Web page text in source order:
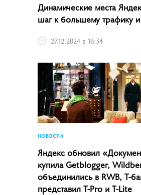
Динамические места
шаг к большему трафику
27.12.2024 в 16:34
НОВОСТИ
Яндекс обновил
купила Getblogger,
объединились в RWB, Т-
представил T-Pro и T-Lite